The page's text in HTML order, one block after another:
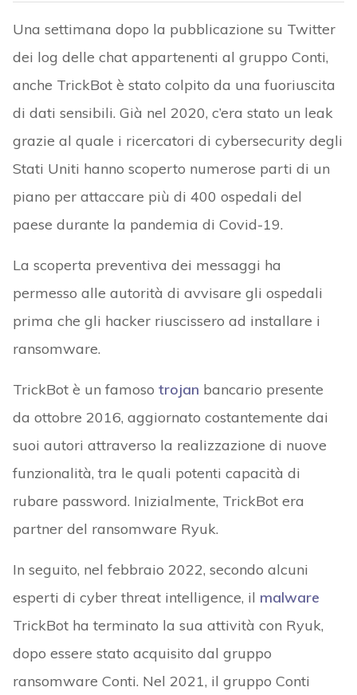
Una settimana dopo la pubblicazione su Twitter
dei log delle chat appartenenti al gruppo Conti,
anche TrickBot è stato colpito da una fuoriuscita
di dati sensibili. Già nel 2020, c’era stato un leak
grazie al quale i ricercatori di cybersecurity degli
Stati Uniti hanno scoperto numerose parti di un
piano per attaccare più di 400 ospedali del
paese durante la pandemia di Covid-19.
La scoperta preventiva dei messaggi ha
permesso alle autorità di avvisare gli ospedali
prima che gli hacker riuscissero ad installare i
ransomware.
TrickBot è un famoso trojan bancario presente
da ottobre 2016, aggiornato costantemente dai
suoi autori attraverso la realizzazione di nuove
funzionalità, tra le quali potenti capacità di
rubare password. Inizialmente, TrickBot era
partner del ransomware Ryuk.
In seguito, nel febbraio 2022, secondo alcuni
esperti di cyber threat intelligence, il malware
TrickBot ha terminato la sua attività con Ryuk,
dopo essere stato acquisito dal gruppo
ransomware Conti. Nel 2021, il gruppo Conti